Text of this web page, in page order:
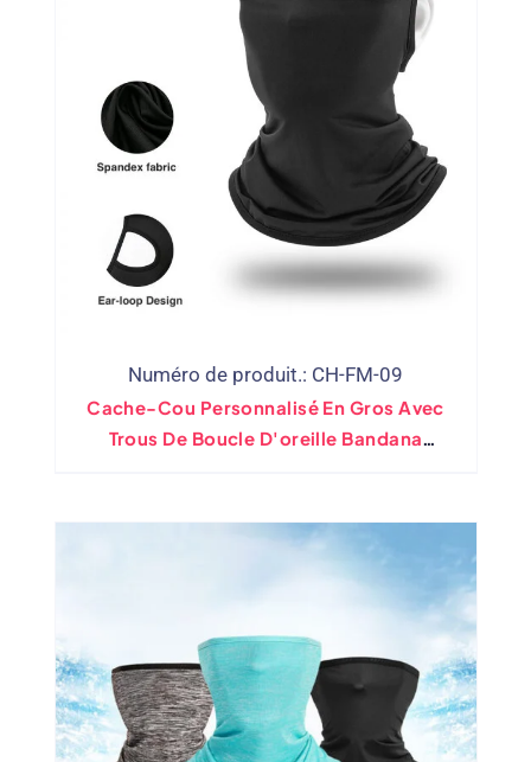
Numéro de produit.: CH-FM-09
Cache-Cou Personnalisé En Gros Avec
Trous De Boucle D'oreille Bandana